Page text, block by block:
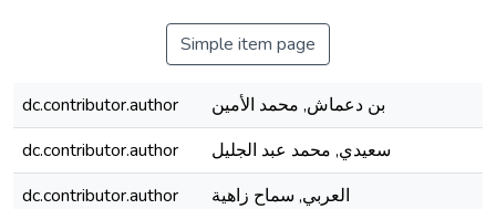
Simple item page
dc.contributor.author
بن دعماش, محمد الأمين
dc.contributor.author
سعيدي, محمد عبد الجليل
dc.contributor.author
العربي, سماح زاهية